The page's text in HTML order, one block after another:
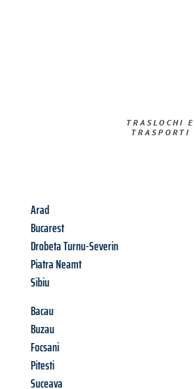
TRASLOCHI E
TRASPORTI​
Arad
Bucarest
Drobeta Turnu-Severin
Piatra Neamt
Sibiu
Bacau
Buzau
Focsani
Pitesti
Suceava